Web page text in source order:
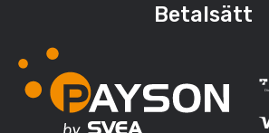
Betalsätt